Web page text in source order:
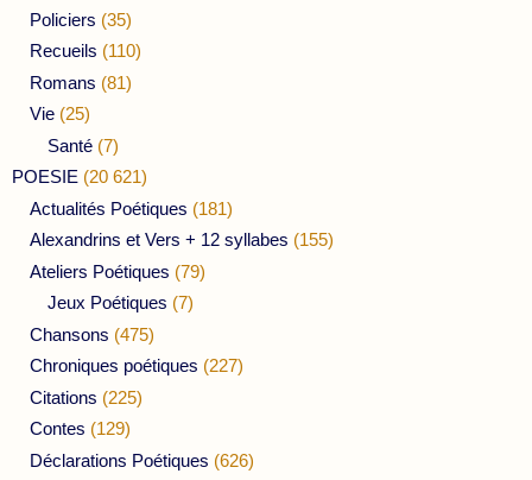
Policiers (35)
Recueils (110)
Romans (81)
Vie (25)
Santé (7)
POESIE (20 621)
Actualités Poétiques (181)
Alexandrins et Vers + 12 syllabes (155)
Ateliers Poétiques (79)
Jeux Poétiques (7)
Chansons (475)
Chroniques poétiques (227)
Citations (225)
Contes (129)
Déclarations Poétiques (626)